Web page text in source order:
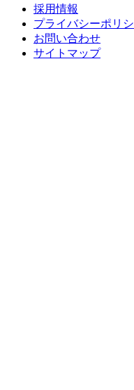
採用情報
プライバシーポリ
お問い合わせ
サイトマップ